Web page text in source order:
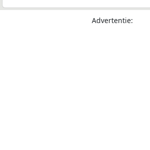
Advertentie: